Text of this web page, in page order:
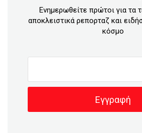
Ενημερωθείτε πρώτοι για τα
αποκλειστικά ρεπορταζ και
κόσμο